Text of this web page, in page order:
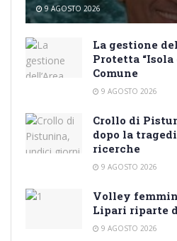
9 AGOSTO 2026
La gestione
Protetta
Comune
9 AGOSTO 2026
Crollo di
dopo la
ricerche
9 AGOSTO 2026
Volley
Lipari riparte
9 AGOSTO 2026